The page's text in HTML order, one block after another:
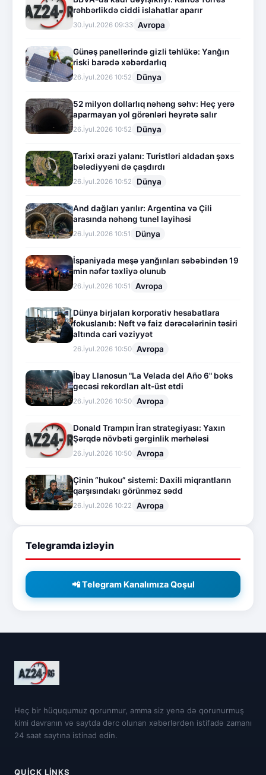
rəhbərlikdə ciddi islahatlar aparır
30.İyul.2026 09:33 Avropa
Günəş panellərində gizli təhlükə: Yanğın
riski barədə xəbərdarlıq
26.İyul.2026 10:52 Dünya
52 milyon dollarlıq nəhəng səhv: Heç yerə
aparmayan yol görənləri heyrətə salır
26.İyul.2026 10:52 Dünya
Tarixi ərazi yalanı: Turistləri aldadan şəxs
bələdiyyəni də çaşdırdı
26.İyul.2026 10:52 Dünya
And dağları yarılır: Argentina və Çili
arasında nəhəng tunel layihəsi
26.İyul.2026 10:51 Dünya
İspaniyada meşə yanğınları səbəbindən 19
min nəfər təxliyə olunub
26.İyul.2026 10:51 Avropa
Dünya birjaları korporativ hesabatlara
fokuslanıb: Neft və faiz dərəcələrinin təsiri
altında cari vəziyyət
26.İyul.2026 10:50 Avropa
İbay Llanosun "La Velada del Año 6" boks
gecəsi rekordları alt-üst etdi
26.İyul.2026 10:50 Avropa
Donald Trampın İran strategiyası: Yaxın
Şərqdə növbəti gərginlik mərhələsi
26.İyul.2026 10:50 Avropa
Çinin “hukou” sistemi: Daxili miqrantların
qarşısındakı görünməz sədd
26.İyul.2026 10:22 Avropa
Telegramda izləyin
📲 Telegram Kanalımıza Qoşul
Heç bir hüququmuz qorunmur, amma siz yenə də qorunurmuş
kimi davranın və saytda dərc olunan xəbərlərdən istifadə zamanı
24 saat saytına istinad edin.
QUICK LINKS